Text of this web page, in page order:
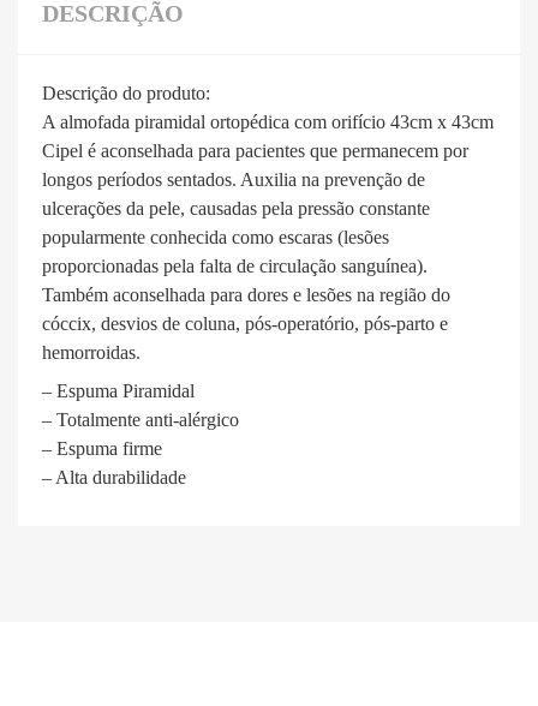
DESCRIÇÃO
Descrição do produto:
A almofada piramidal ortopédica com orifício 43cm x 43cm
Cipel é aconselhada para pacientes que permanecem por
longos períodos sentados. Auxilia na prevenção de
ulcerações da pele, causadas pela pressão constante
popularmente conhecida como escaras (lesões
proporcionadas pela falta de circulação sanguínea).
Também aconselhada para dores e lesões na região do
cóccix, desvios de coluna, pós-operatório, pós-parto e
hemorroidas.
– Espuma Piramidal
– Totalmente anti-alérgico
– Espuma firme
– Alta durabilidade